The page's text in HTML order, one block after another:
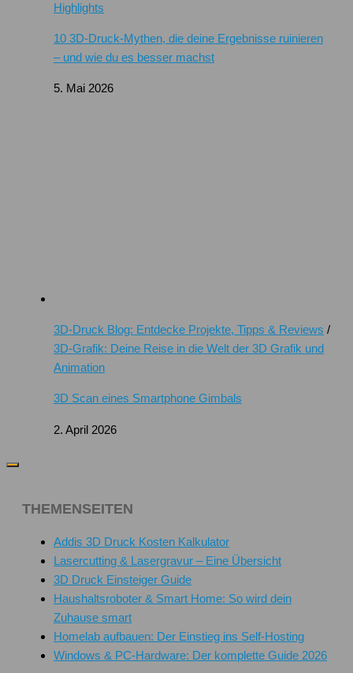
Highlights
10 3D-Druck-Mythen, die deine Ergebnisse ruinieren
– und wie du es besser machst
5. Mai 2026
3D-Druck Blog: Entdecke Projekte, Tipps & Reviews /
3D-Grafik: Deine Reise in die Welt der 3D Grafik und
Animation
3D Scan eines Smartphone Gimbals
2. April 2026
THEMENSEITEN
Addis 3D Druck Kosten Kalkulator
Lasercutting & Lasergravur – Eine Übersicht
3D Druck Einsteiger Guide
Haushaltsroboter & Smart Home: So wird dein
Zuhause smart
Homelab aufbauen: Der Einstieg ins Self-Hosting
Windows & PC-Hardware: Der komplette Guide 2026